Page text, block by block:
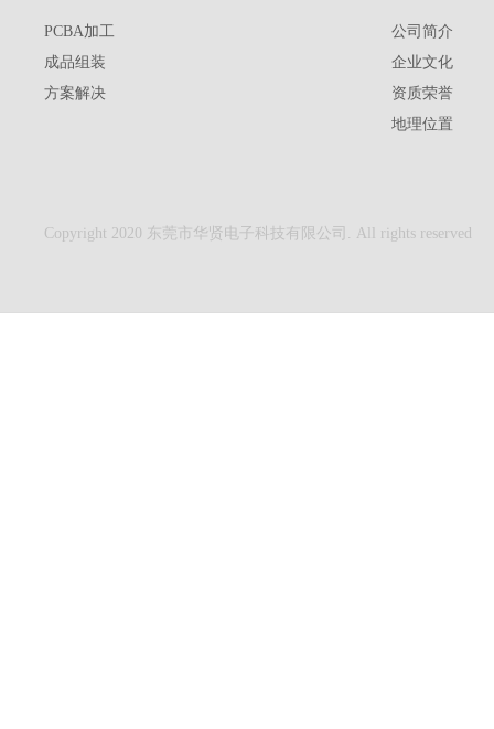
PCBA加工
成品组装
方案解决
公司简介
企业文化
资质荣誉
地理位置
Copyright 2020 东莞市华贤电子科技有限公司. All rights reserved